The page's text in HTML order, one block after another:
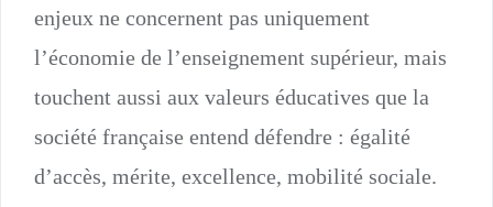
enjeux ne concernent pas uniquement
l’économie de l’enseignement supérieur, mais
touchent aussi aux valeurs éducatives que la
société française entend défendre : égalité
d’accès, mérite, excellence, mobilité sociale.